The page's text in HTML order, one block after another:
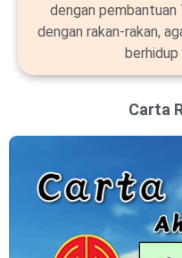
dengan pembantuan
dengan rakan-rakan,
berhidup
Carta